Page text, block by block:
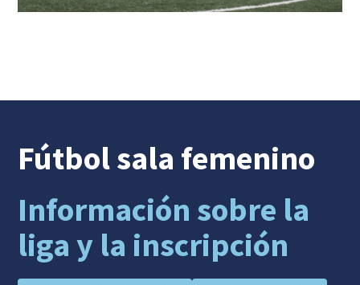
Fútbol sala femenino
Información sobre la
liga y la inscripción